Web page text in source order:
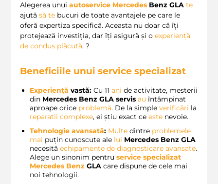
Alegerea unui autoservice Mercedes Benz GLA te
ajută să te bucuri de toate avantajele pe care le
oferă expertiza specifică. Aceasta nu doar că îți
protejează investiția, dar îți asigură și o experiență
de condus plăcută. ?️
Beneficiile unui service specializat
Experiență vastă: Cu 11 ani de activitate, mesterii
din Mercedes Benz GLA servis au întâmpinat
aproape orice problemă. De la simple verificări la
reparatii complexe, ei știu exact ce este nevoie.
Tehnologie avansată: Multe dintre problemele
mai puțin cunoscute ale lui Mercedes Benz GLA
necesită echipamente de diagnosticare avansate.
Alege un sinonim pentru service specializat
Mercedes Benz GLA care dispune de cele mai
noi tehnologii.